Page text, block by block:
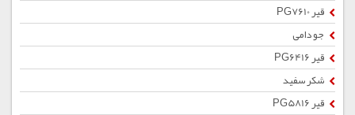
قیر PG7610
جو دامی
قیر PG6416
شکر سفید
قیر PG5816